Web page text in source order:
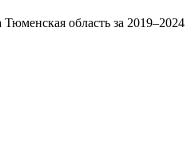
область за 2019–2024